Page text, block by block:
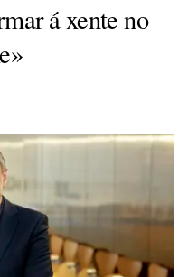
á xente no